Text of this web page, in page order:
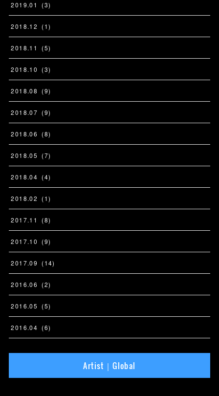
2019.01 (3)
2018.12 (1)
2018.11 (5)
2018.10 (3)
2018.08 (9)
2018.07 (9)
2018.06 (8)
2018.05 (7)
2018.04 (4)
2018.02 (1)
2017.11 (8)
2017.10 (9)
2017.09 (14)
2016.06 (2)
2016.05 (5)
2016.04 (6)
Artist｜Global